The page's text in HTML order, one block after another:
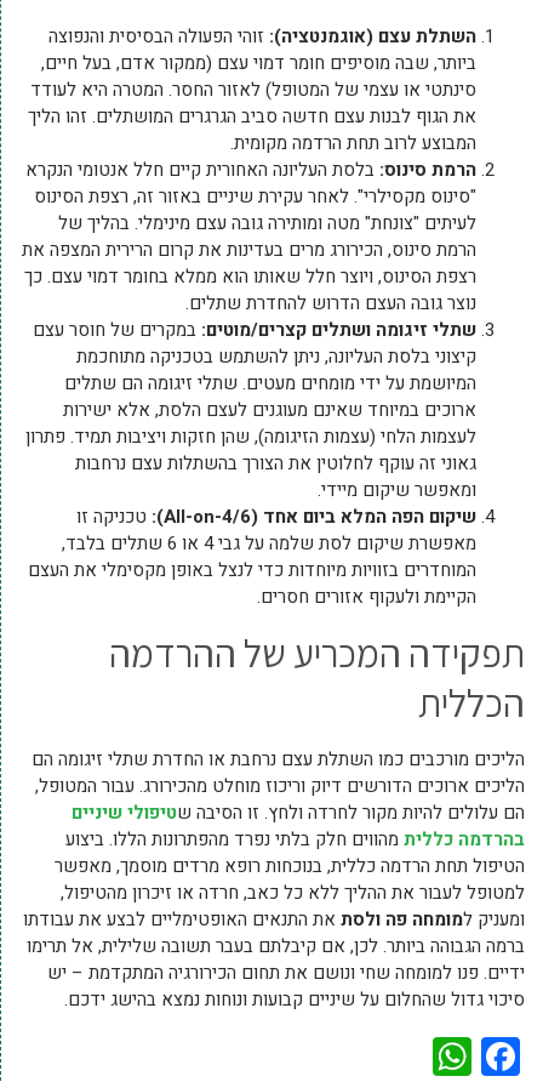
השתלת עצם (אוגמנטציה): זוהי הפעולה הבסיסית והנפוצה
ביותר, שבה מוסיפים חומר דמוי עצם (ממקור אדם, בעל חיים,
סינתטי או עצמי של המטופל) לאזור החסר. המטרה היא לעודד
את הגוף לבנות עצם חדשה סביב הגרגרים המושתלים. זהו הליך
המבוצע לרוב תחת הרדמה מקומית.
הרמת סינוס: בלסת העליונה האחורית קיים חלל אנטומי הנקרא
"סינוס מקסילרי". לאחר עקירת שיניים באזור זה, רצפת הסינוס
לעיתים "צונחת" מטה ומותירה גובה עצם מינימלי. בהליך של
הרמת סינוס, הכירורג מרים בעדינות את קרום הרירית המצפה את
רצפת הסינוס, ויוצר חלל שאותו הוא ממלא בחומר דמוי עצם. כך
נוצר גובה העצם הדרוש להחדרת שתלים.
שתלי זיגומה ושתלים קצרים/מוטים: במקרים של חוסר עצם
קיצוני בלסת העליונה, ניתן להשתמש בטכניקה מתוחכמת
המיושמת על ידי מומחים מעטים. שתלי זיגומה הם שתלים
ארוכים במיוחד שאינם מעוגנים לעצם הלסת, אלא ישירות
לעצמות הלחי (עצמות הזיגומה), שהן חזקות ויציבות תמיד. פתרון
גאוני זה עוקף לחלוטין את הצורך בהשתלות עצם נרחבות
ומאפשר שיקום מיידי.
שיקום הפה המלא ביום אחד (All-on-4/6):
טכניקה זו
מאפשרת שיקום לסת שלמה על גבי 4 או 6 שתלים בלבד,
המוחדרים בזוויות מיוחדות כדי לנצל באופן מקסימלי את העצם
הקיימת ולעקוף אזורים חסרים.
תפקידה המכריע של ההרדמה
הכללית
הליכים מורכבים כמו השתלת עצם נרחבת או החדרת שתלי זיגומה הם
הליכים ארוכים הדורשים דיוק וריכוז מוחלט מהכירורג. עבור המטופל,
הם עלולים להיות מקור לחרדה ולחץ. זו הסיבה שטיפולי שיניים
בהרדמה כללית מהווים חלק בלתי נפרד מהפתרונות הללו. ביצוע
הטיפול תחת הרדמה כללית, בנוכחות רופא מרדים מוסמך, מאפשר
למטופל לעבור את ההליך ללא כל כאב, חרדה או זיכרון מהטיפול,
ומעניק למומחה פה ולסת את התנאים האופטימליים לבצע את עבודתו
ברמה הגבוהה ביותר. לכן, אם קיבלתם בעבר תשובה שלילית, אל תרימו
ידיים. פנו למומחה שחי ונושם את תחום הכירורגיה המתקדמת – יש
סיכוי גדול שהחלום על שיניים קבועות ונוחות נמצא בהישג ידכם.
Facebook